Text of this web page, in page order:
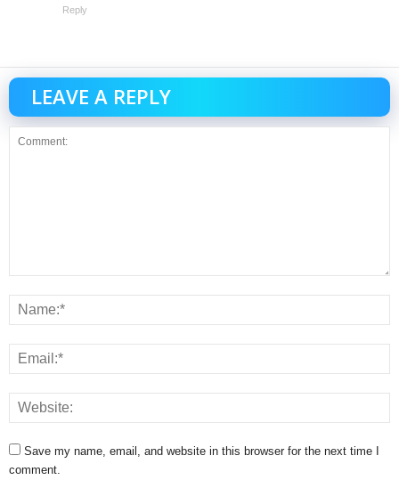
Reply
LEAVE A REPLY
Save my name, email, and website in this browser for the next time I
comment.